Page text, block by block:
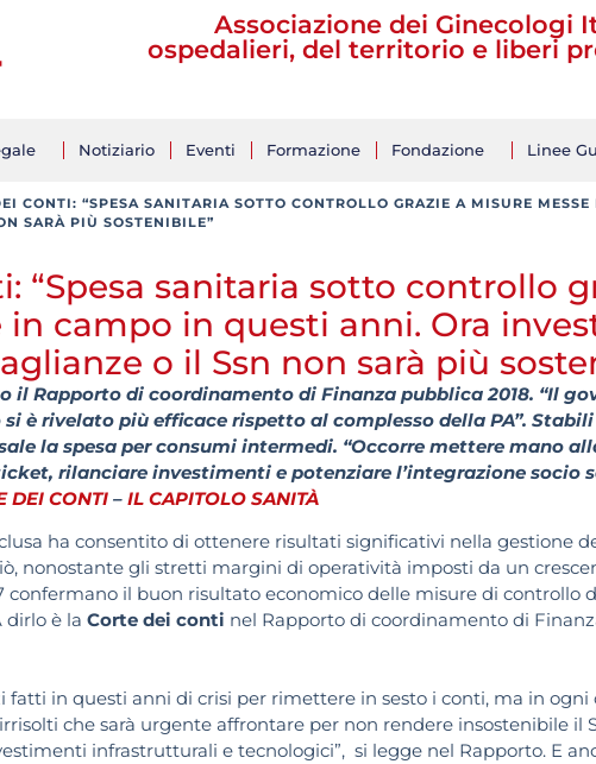
Associazione dei Ginecologi
ospedalieri, del territorio e liberi
Notiziario Eventi Formazione Fondazione Linee
CONTI: “SPESA SANITARIA SOTTO CONTROLLO GRAZIE A MISURE
SARÀ PIÙ SOSTENIBILE”
“Spesa sanitaria sotto controllo
in campo in questi anni. Ora
o il Ssn non sarà più
il Rapporto di coordinamento di Finanza pubblica 2018. “Il
è rivelato più efficace rispetto al complesso della PA”.
la spesa per consumi intermedi. “Occorre mettere mano
rilanciare investimenti e potenziare l’integrazione socio
DEI CONTI – IL CAPITOLO SANITÀ
ha consentito di ottenere risultati significativi nella gestione
nonostante gli stretti margini di operatività imposti da un
confermano il buon risultato economico delle misure di controllo
dirlo è la Corte dei conti nel Rapporto di coordinamento di
fatti in questi anni di crisi per rimettere in sesto i conti, ma in ogni
che sarà urgente affrontare per non rendere insostenibile il
infrastrutturali e tecnologici”, si legge nel Rapporto. E